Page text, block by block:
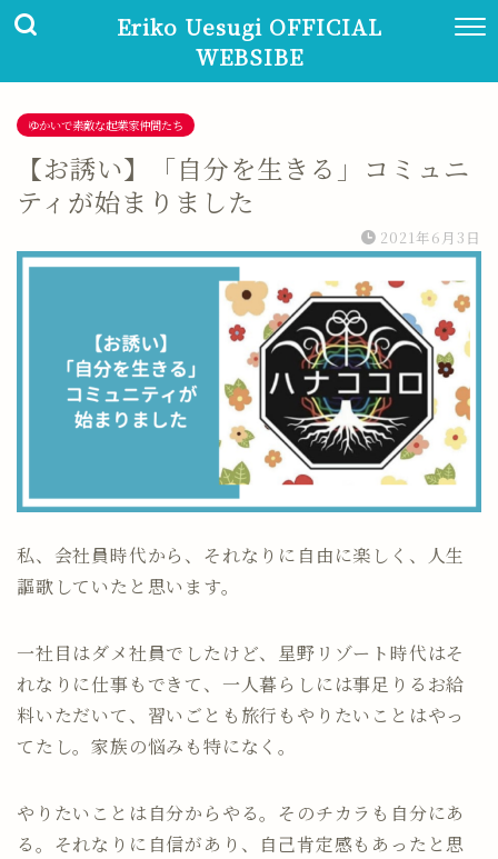
Eriko Uesugi OFFICIAL
WEBSIBE
ゆかいで素敵な起業家仲間たち
【お誘い】「自分を生きる」コミュニ
ティが始まりました
2021年6月3日
私、会社員時代から、それなりに自由に楽しく、人生
謳歌していたと思います。
一社目はダメ社員でしたけど、星野リゾート時代はそ
れなりに仕事もできて、一人暮らしには事足りるお給
料いただいて、習いごとも旅行もやりたいことはやっ
てたし。家族の悩みも特になく。
やりたいことは自分からやる。そのチカラも自分にあ
る。それなりに自信があり、自己肯定感もあったと思